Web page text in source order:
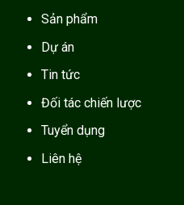
Sản phẩm
Dự án
Tin tức
Đối tác chiến lược
Tuyển dụng
Liên hệ